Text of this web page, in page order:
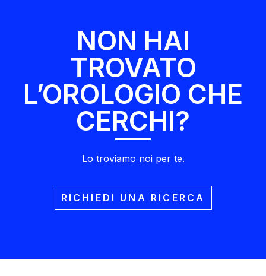
NON HAI
TROVATO
L’OROLOGIO CHE
CERCHI?
Lo troviamo noi per te.
RICHIEDI UNA RICERCA